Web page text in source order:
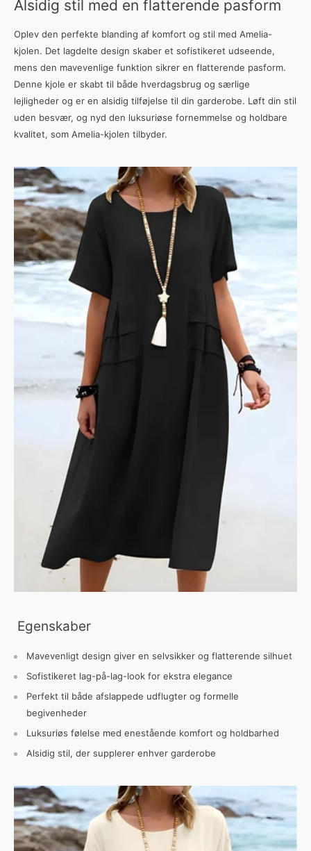
Alsidig stil med en flatterende pasform
Oplev den perfekte blanding af komfort og stil med Amelia-
kjolen. Det lagdelte design skaber et sofistikeret udseende,
mens den mavevenlige funktion sikrer en flatterende pasform.
Denne kjole er skabt til både hverdagsbrug og særlige
lejligheder og er en alsidig tilføjelse til din garderobe. Løft din stil
uden besvær, og nyd den luksuriøse fornemmelse og holdbare
kvalitet, som Amelia-kjolen tilbyder.
Egenskaber
Mavevenligt design giver en selvsikker og flatterende silhuet
Sofistikeret lag-på-lag-look for ekstra elegance
Perfekt til både afslappede udflugter og formelle
begivenheder
Luksuriøs følelse med enestående komfort og holdbarhed
Alsidig stil, der supplerer enhver garderobe